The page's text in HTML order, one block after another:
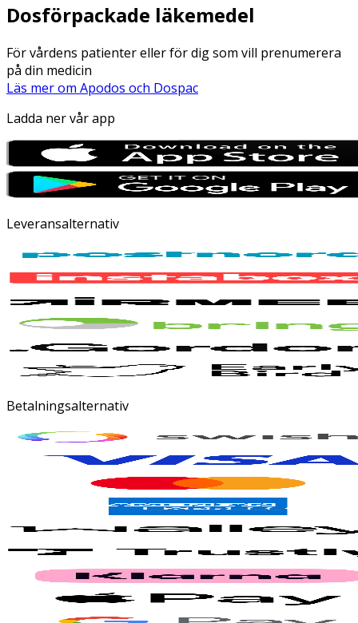
Dosförpackade läkemedel
För vårdens patienter eller för dig som vill prenumerera
på din medicin
Läs mer om Apodos och Dospac
Ladda ner vår app
Leveransalternativ
Betalningsalternativ